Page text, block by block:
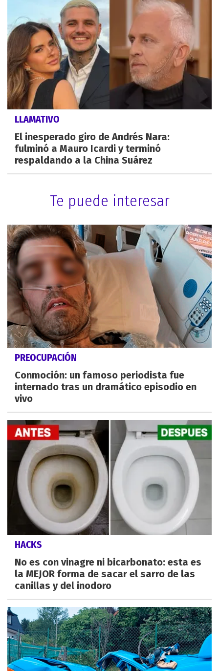
LLAMATIVO
El inesperado giro de Andrés Nara:
fulminó a Mauro Icardi y terminó
respaldando a la China Suárez
Te puede interesar
PREOCUPACIÓN
Conmoción: un famoso periodista fue
internado tras un dramático episodio en
vivo
HACKS
No es con vinagre ni bicarbonato: esta es
la MEJOR forma de sacar el sarro de las
canillas y del inodoro